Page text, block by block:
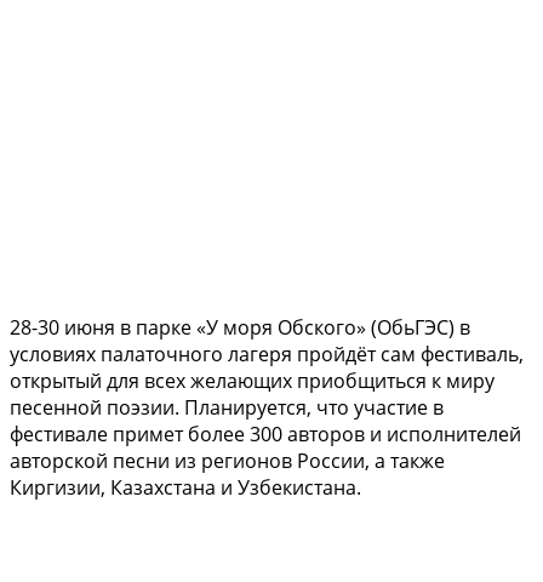
28-30 июня в парке «У моря Обского» (ОбьГЭС) в
условиях палаточного лагеря пройдёт сам фестиваль,
открытый для всех желающих приобщиться к миру
песенной поэзии. Планируется, что участие в
фестивале примет более 300 авторов и исполнителей
авторской песни из регионов России, а также
Киргизии, Казахстана и Узбекистана.